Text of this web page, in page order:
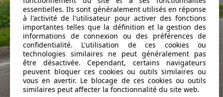
essentielles. Ils sont généralement utilisés en réponse
à l'activité de l'utilisateur pour activer des fonctions
importantes telles que la définition et la gestion des
informations de connexion ou des préférences de
confidentialité. L'utilisation de ces cookies ou
technologies similaires ne peut généralement pas
être désactivée. Cependant, certains navigateurs
peuvent bloquer ces cookies ou outils similaires ou
vous en avertir. Le blocage de ces cookies ou outils
similaires peut affecter la fonctionnalité du site web.